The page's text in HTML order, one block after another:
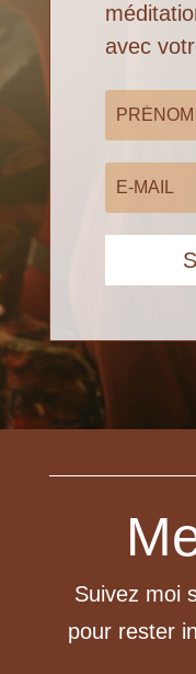
avec
Suivez moi
pour rester